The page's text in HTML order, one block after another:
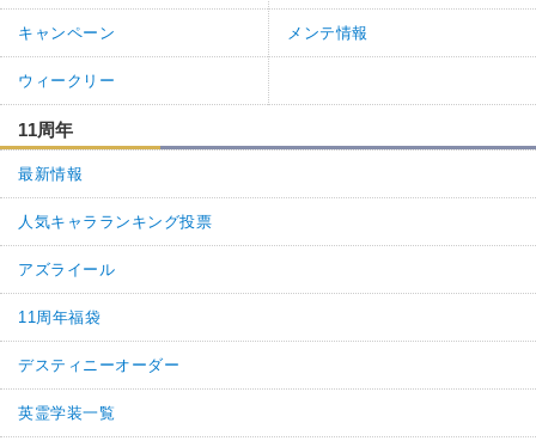
>>1,2
コメントによるご指摘ありがとうございます。
ストーリー級のエネミー情報を修正しました。
返信(0) 0 0
2. 名無しさん
ストリート級の体力...
返信(0) 0 0
1. 名無しさん
ストリート級がイチバン難しい？
フェルグスのＨＰ，322,887 と表記されていますが
実際は, 32,887 ですね
キャンペーン メンテ情報
ウィークリー
11周年
最新情報
人気キャラランキング投票
アズライール
11周年福袋
デスティニーオーダー
英霊学装一覧